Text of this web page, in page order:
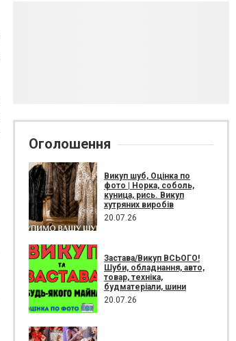
Оголошення
Викуп шуб, Оцінка по
фото | Норка, соболь,
куница, рись. Викуп
хутряних виробів
20.07.26
Застава/Викуп ВСЬОГО!
Шуби, обладнання, авто,
товар, техніка,
будматеріали, шини
20.07.26